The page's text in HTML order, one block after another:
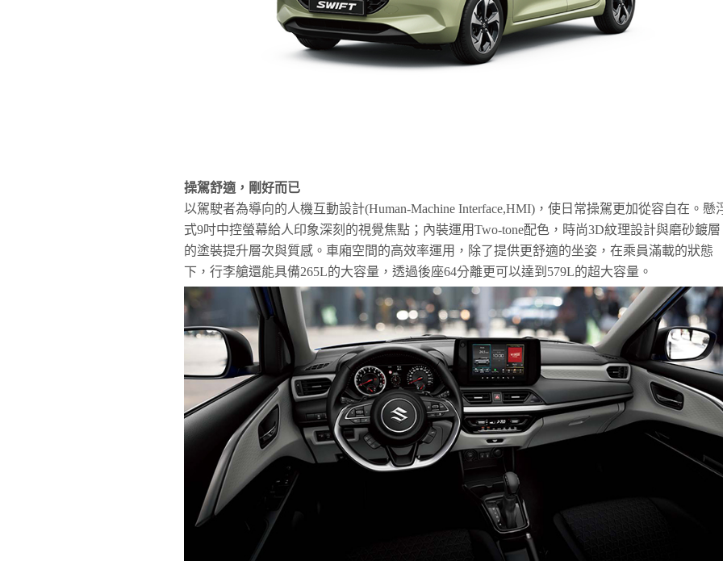
操駕舒適，剛好而已
以駕駛者為導向的人機互動設計(Human-Machine Interface,HMI)，使日常操駕更加從容自在。懸
式9吋中控螢幕給人印象深刻的視覺焦點；內裝運用Two-tone配色，時尚3D紋理設計與磨砂鍍層
的塗裝提升層次與質感。車廂空間的高效率運用，除了提供更舒適的坐姿，在乘員滿載的狀態
下，行李艙還能具備265L的大容量，透過後座64分離更可以達到579L的超大容量。